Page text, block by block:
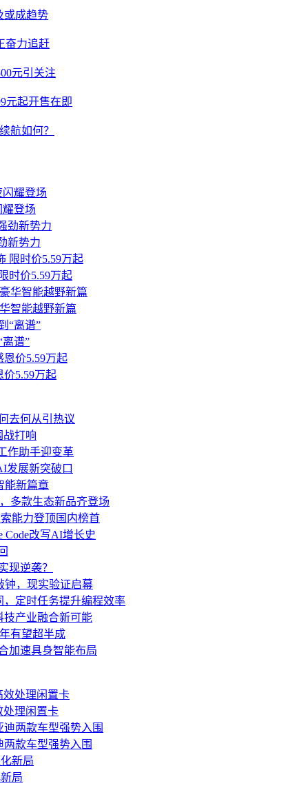
或成趋势
奋力追赶
元引关注
元起开售在即
航如何？
耀登场
新势力
时价5.59万起
智能越野新篇
谱”
5.59万起
去何从引热议
战打响
作助手迎变革
发展新突破口
能新篇章
多款生态新品齐登场
能力登顶国内榜首
Code改写AI增长史
现逆袭？
钟，现实验证启幕
，定时任务提升编程效率
技产业融合新可能
有望超半成
加速具身智能布局
处理闲置卡
两款车型强势入围
局